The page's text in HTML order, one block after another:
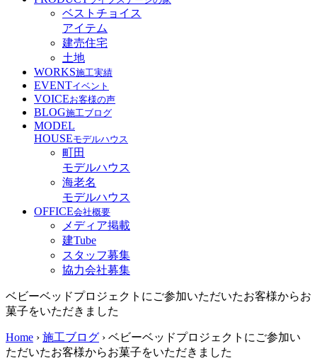
ベストチョイス
アイテム
建売住宅
土地
WORKS施工実績
EVENTイベント
VOICEお客様の声
BLOG施工ブログ
MODEL
HOUSEモデルハウス
町田
モデルハウス
海老名
モデルハウス
OFFICE会社概要
メディア掲載
建Tube
スタッフ募集
協力会社募集
ベビーベッドプロジェクトにご参加いただいたお客様からお
菓子をいただきました
Home › 施工ブログ › ベビーベッドプロジェクトにご参加い
ただいたお客様からお菓子をいただきました